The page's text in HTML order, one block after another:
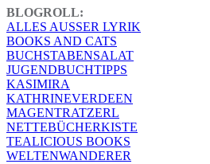
BLOGROLL:
ALLES AUSSER LYRIK
BOOKS AND CATS
BUCHSTABENSALAT
JUGENDBUCHTIPPS
KASIMIRA
KATHRINEVERDEEN
MAGENTRATZERL
NETTEBÜCHERKISTE
TEALICIOUS BOOKS
WELTENWANDERER